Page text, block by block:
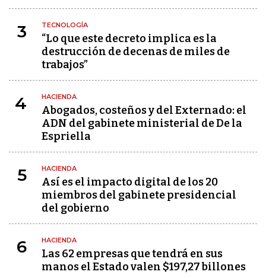
3 TECNOLOGÍA
“Lo que este decreto implica es la
destrucción de decenas de miles de
trabajos”
4 HACIENDA
Abogados, costeños y del Externado: el
ADN del gabinete ministerial de De la
Espriella
5 HACIENDA
Así es el impacto digital de los 20
miembros del gabinete presidencial
del gobierno
6 HACIENDA
Las 62 empresas que tendrá en sus
manos el Estado valen $197,27 billones